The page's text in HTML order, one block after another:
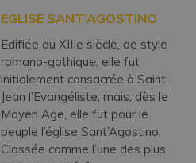
EGLISE SANT’AGOSTINO
Edifiée au XIIIe siècle, de style
romano-gothique, elle fut
initialement consacrée à Saint
Jean l’Evangéliste, mais, dès le
Moyen Age, elle fut pour le
peuple l’église Sant’Agostino.
Classée comme l’une des plus